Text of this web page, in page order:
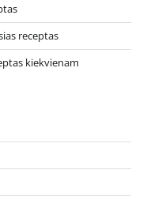
receptas
kiekvienam